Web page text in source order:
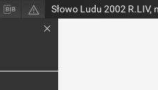
Słowo Ludu 2002 R.LIV,